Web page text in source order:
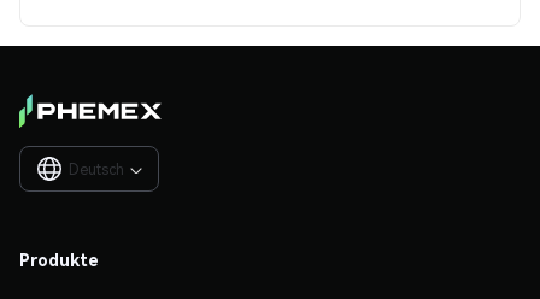
Deutsch 
Produkte